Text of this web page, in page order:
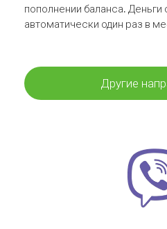
пополнении баланса.
автоматически один раз в
Другие